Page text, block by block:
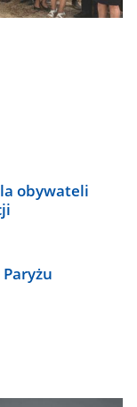
obywateli